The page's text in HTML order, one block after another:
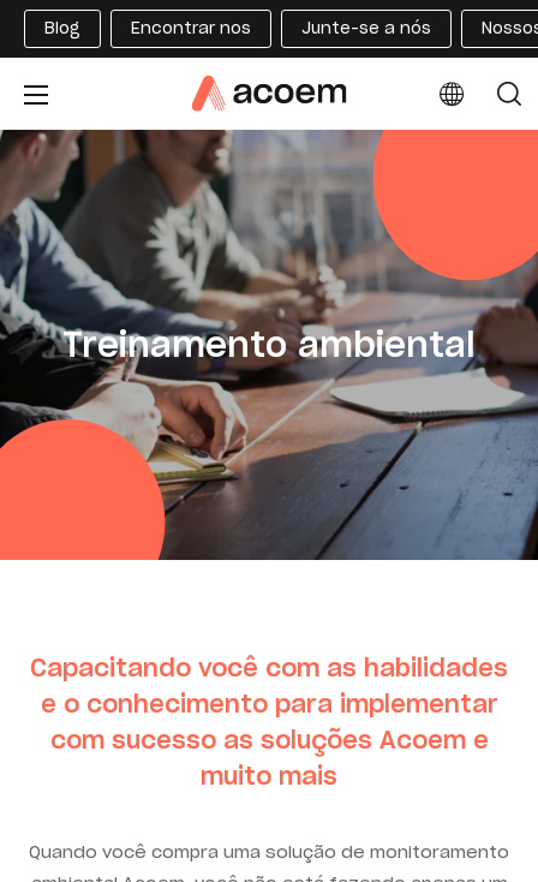
Blog Encontrar nos Junte-se a nós
Treinamento ambiental
Capacitando você com as habilidades
e o conhecimento para implementar
com sucesso as soluções Acoem e
muito mais
Quando você compra uma solução de monitoramento